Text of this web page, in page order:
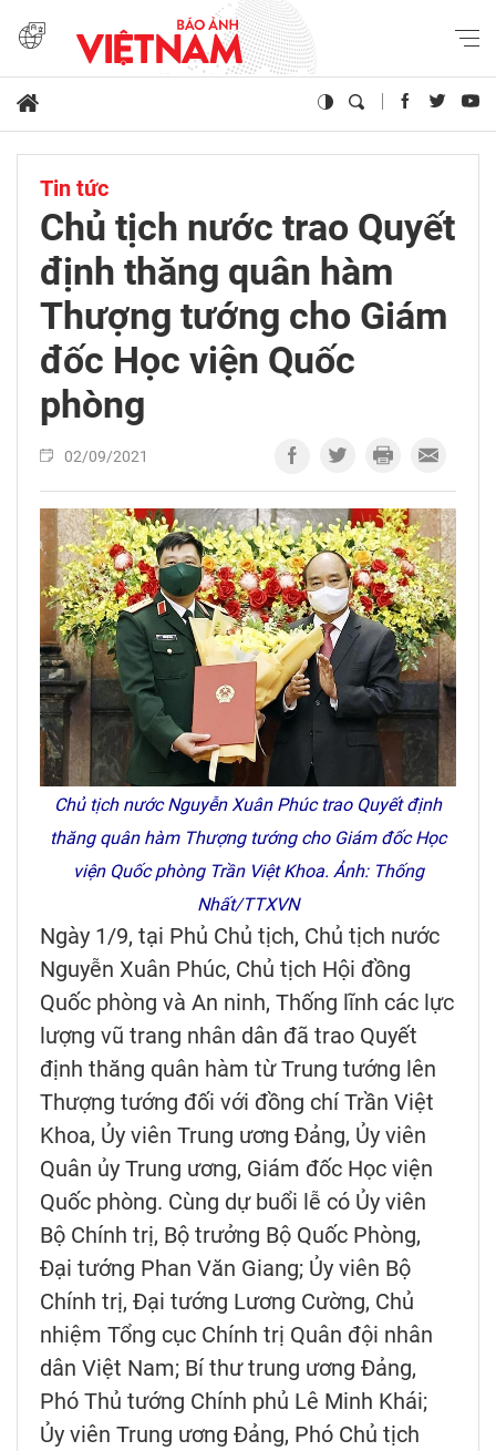
Tin tức
Chủ tịch nước trao Quyết
định thăng quân hàm
Thượng tướng cho Giám
đốc Học viện Quốc
phòng
02/09/2021
Chủ tịch nước Nguyễn Xuân Phúc trao Quyết định
thăng quân hàm Thượng tướng cho Giám đốc Học
viện Quốc phòng Trần Việt Khoa. Ảnh: Thống
Nhất/TTXVN
Ngày 1/9, tại Phủ Chủ tịch, Chủ tịch nước
Nguyễn Xuân Phúc, Chủ tịch Hội đồng
Quốc phòng và An ninh, Thống lĩnh các lực
lượng vũ trang nhân dân đã trao Quyết
định thăng quân hàm từ Trung tướng lên
Thượng tướng đối với đồng chí Trần Việt
Khoa, Ủy viên Trung ương Đảng, Ủy viên
Quân ủy Trung ương, Giám đốc Học viện
Quốc phòng. Cùng dự buổi lễ có Ủy viên
Bộ Chính trị, Bộ trưởng Bộ Quốc Phòng,
Đại tướng Phan Văn Giang; Ủy viên Bộ
Chính trị, Đại tướng Lương Cường, Chủ
nhiệm Tổng cục Chính trị Quân đội nhân
dân Việt Nam; Bí thư trung ương Đảng,
Phó Thủ tướng Chính phủ Lê Minh Khái;
Ủy viên Trung ương Đảng, Phó Chủ tịch